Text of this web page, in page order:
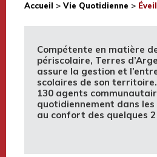
Accueil > Vie Quotidienne >
Compétente en matière
périscolaire, Terres
assure la gestion et
scolaires de son
130 agents
quotidiennement dans
au confort des quelques 2